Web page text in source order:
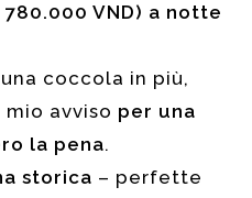
VND) a notte
coccola in più,
mio avviso per una
la pena.
storica – perfette